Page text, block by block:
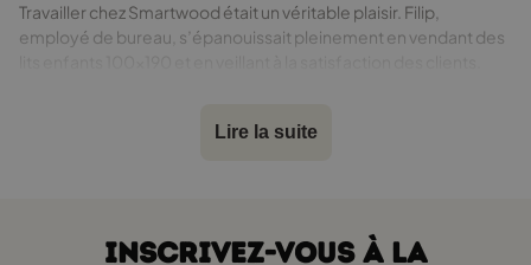
Travailler chez Smartwood était un véritable plaisir. Filip,
employé de bureau, s’épanouissait pleinement en vendant des
catalogues de couleurs. Il adorait son métier, car chaque jour lui
Une mission sur mesure pour Olek
Lire la suite
INSCRIVEZ-VOUS À LA